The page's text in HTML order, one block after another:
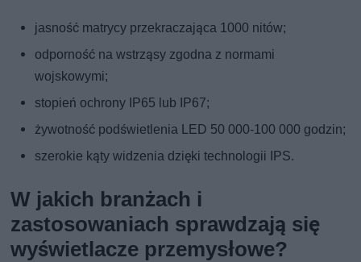
jasność matrycy przekraczająca 1000 nitów;
odporność na wstrząsy zgodna z normami
wojskowymi;
stopień ochrony IP65 lub IP67;
żywotność podświetlenia LED 50 000-100 000 godzin;
szerokie kąty widzenia dzięki technologii IPS.
W jakich branżach i
zastosowaniach sprawdzają się
wyświetlacze przemysłowe?